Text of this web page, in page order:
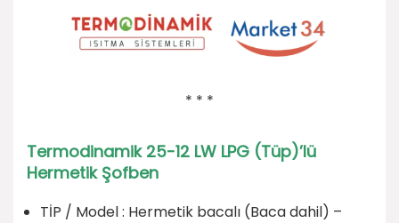
* * *
Termodinamik 25-12 LW LPG (Tüp)’lü
Hermetik Şofben
TİP / Model : Hermetik bacalı (Baca dahil) –